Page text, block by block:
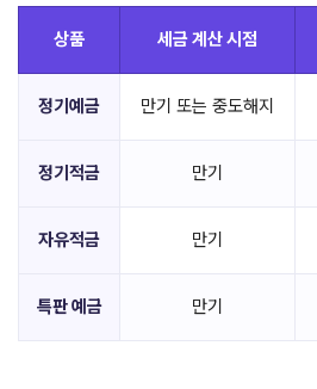
상품 세금 계산 시점
정기예금 만기 또는 중도해지
정기적금 만기
자유적금 만기
특판 예금 만기